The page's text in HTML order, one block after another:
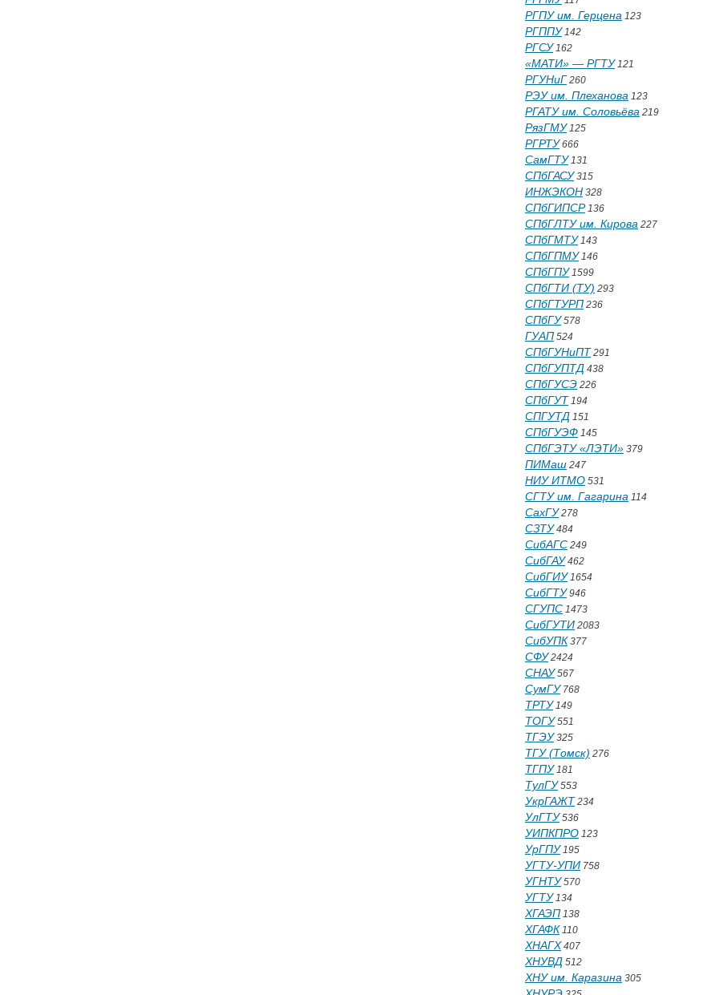
РГПУ им. Герцена 123
РГППУ142
РГСУ162
«МАТИ» — РГТУ121
РГУНиГ 260
РЭУ им. Плеханова 123
РГАТУ им. Соловьёва 219
РязГМУ125
РГРТУ666
СамГТУ131
СПбГАСУ315
ИНЖЭКОН 328
СПбГИПСР136
СПбГЛТУ им. Кирова 227
СПбГМТУ143
СПбГПМУ146
СПбГПУ1599
СПбГТИ (ТУ) 293
СПбГТУРП 236
СПбГУ578
ГУАП 524
СПбГУНиПТ 291
СПбГУПТД 438
СПбГУСЭ 226
СПбГУТ 194
СПГУТД 151
СПбГУЭФ 145
СПбГЭТУ «ЛЭТИ» 379
ПИМаш 247
НИУ ИТМО 531
СГТУ им. Гагарина 114
СахГУ278
СЗТУ484
СибАГС 249
СибГАУ462
СибГИУ1654
СибГТУ946
СГУПС 1473
СибГУТИ 2083
СибУПК 377
СФУ2424
СНАУ567
СумГУ768
ТРТУ149
ТОГУ551
ТГЭУ325
ТГУ (Томск) 276
ТГПУ181
ТулГУ553
УкрГАЖТ 234
УлГТУ536
УИПКПРО 123
УрГПУ195
УГТУ-УПИ 758
УГНТУ570
УГТУ134
ХГАЭП 138
ХГАФК 110
ХНАГХ 407
ХНУВД 512
ХНУ им. Каразина 305